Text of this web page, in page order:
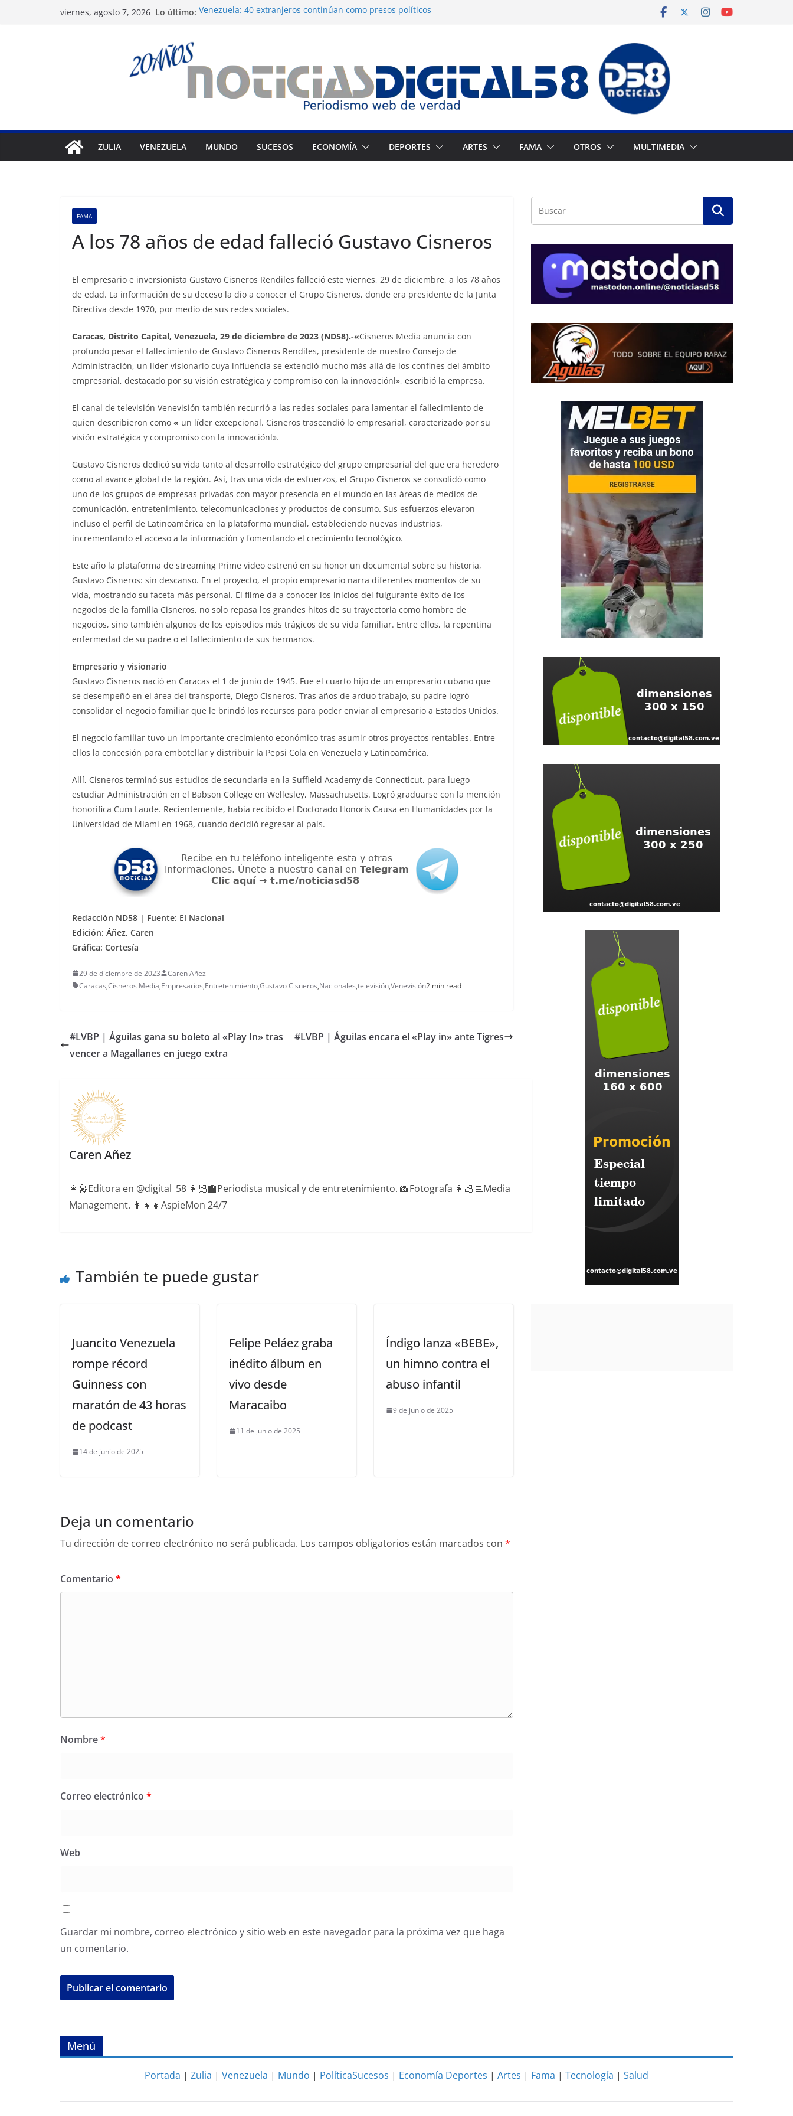
viernes, agosto 7, 2026 Lo último: Venezuela: 40 extranjeros continúan como presos políticos
Venezuela
Vente Venezuela exige justicia por muerte del preso
político José Breijo
Festival de Cine Francés culmina muestra histórica y
ZULIA VENEZUELA MUNDO SUCESOS ECONOMÍA DEPORTES ARTES FAMA OTROS MULTIMEDIA
FAMA
A los 78 años de edad falleció Gustavo Cisneros
El empresario e inversionista Gustavo Cisneros Rendiles falleció este viernes, 29 de diciembre, a los 78 años
de edad. La información de su deceso la dio a conocer el Grupo Cisneros, donde era presidente de la Junta
Directiva desde 1970, por medio de sus redes sociales.
Caracas, Distrito Capital, Venezuela, 29 de diciembre de 2023 (ND58).-«Cisneros Media anuncia con
profundo pesar el fallecimiento de Gustavo Cisneros Rendiles, presidente de nuestro Consejo de
Administración, un líder visionario cuya influencia se extendió mucho más allá de los confines del ámbito
empresarial, destacado por su visión estratégica y compromiso con la innovaciónl», escribió la empresa.
El canal de televisión Venevisión también recurrió a las redes sociales para lamentar el fallecimiento de
quien describieron como « un líder excepcional. Cisneros trascendió lo empresarial, caracterizado por su
visión estratégica y compromiso con la innovaciónl».
Gustavo Cisneros dedicó su vida tanto al desarrollo estratégico del grupo empresarial del que era heredero
como al avance global de la región. Así, tras una vida de esfuerzos, el Grupo Cisneros se consolidó como
uno de los grupos de empresas privadas con mayor presencia en el mundo en las áreas de medios de
comunicación, entretenimiento, telecomunicaciones y productos de consumo. Sus esfuerzos elevaron
incluso el perfil de Latinoamérica en la plataforma mundial, estableciendo nuevas industrias,
incrementando el acceso a la información y fomentando el crecimiento tecnológico.
Este año la plataforma de streaming Prime video estrenó en su honor un documental sobre su historia,
Gustavo Cisneros: sin descanso. En el proyecto, el propio empresario narra diferentes momentos de su
vida, mostrando su faceta más personal. El filme da a conocer los inicios del fulgurante éxito de los
negocios de la familia Cisneros, no solo repasa los grandes hitos de su trayectoria como hombre de
negocios, sino también algunos de los episodios más trágicos de su vida familiar. Entre ellos, la repentina
enfermedad de su padre o el fallecimiento de sus hermanos.
Empresario y visionario
Gustavo Cisneros nació en Caracas el 1 de junio de 1945. Fue el cuarto hijo de un empresario cubano que
se desempeñó en el área del transporte, Diego Cisneros. Tras años de arduo trabajo, su padre logró
consolidar el negocio familiar que le brindó los recursos para poder enviar al empresario a Estados Unidos.
El negocio familiar tuvo un importante crecimiento económico tras asumir otros proyectos rentables. Entre
ellos la concesión para embotellar y distribuir la Pepsi Cola en Venezuela y Latinoamérica.
Allí, Cisneros terminó sus estudios de secundaria en la Suffield Academy de Connecticut, para luego
estudiar Administración en el Babson College en Wellesley, Massachusetts. Logró graduarse con la mención
honorífica Cum Laude. Recientemente, había recibido el Doctorado Honoris Causa en Humanidades por la
Universidad de Miami en 1968, cuando decidió regresar al país.
Redacción ND58 | Fuente: El Nacional
Edición: Áñez, Caren
Gráfica: Cortesía
29 de diciembre de 2023
Caren Añez
Caracas,Cisneros Media,Empresarios,Entretenimiento,Gustavo Cisneros,Nacionales,televisión,Venevisión2 min read
#LVBP | Águilas gana su boleto al «Play In» tras
vencer a Magallanes en juego extra
#LVBP | Águilas encara el «Play in» ante Tigres
Caren Añez
👩‍🎤Editora en @digital_58 👩🏻‍🏫Periodista musical y de entretenimiento. 📸Fotografa 👩🏻‍💻Media
Management. 👩‍👧‍👧AspieMon 24/7
También te puede gustar
Juancito Venezuela
rompe récord
Guinness con
maratón de 43 horas
de podcast
14 de junio de 2025
Felipe Peláez graba
inédito álbum en
vivo desde
Maracaibo
11 de junio de 2025
Índigo lanza «BEBE»,
un himno contra el
abuso infantil
9 de junio de 2025
Deja un comentario
Tu dirección de correo electrónico no será publicada. Los campos obligatorios están marcados con *
Comentario *
Nombre*
Correo electrónico *
Web
Guardar mi nombre, correo electrónico y sitio web en este navegador para la próxima vez que haga
un comentario.
Menú
Portada | Zulia | Venezuela | Mundo | PolíticaSucesos | Economía Deportes | Artes | Fama | Tecnología | Salud